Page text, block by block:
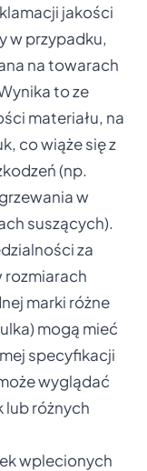
jakości
w przypadku,
na towarach
to ze
materiału, na
co wiąże się z
(np.
w
suszących).
za
rozmiarach
marki różne
mogą mieć
specyfikacji
wyglądać
lub różnych
wplecionych